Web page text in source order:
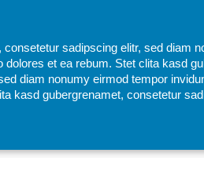
sadipscing elitr, sed diam
dolores et ea rebum. Stet clita kasd
diam nonumy eirmod tempor
kasd gubergrenamet, consetetur